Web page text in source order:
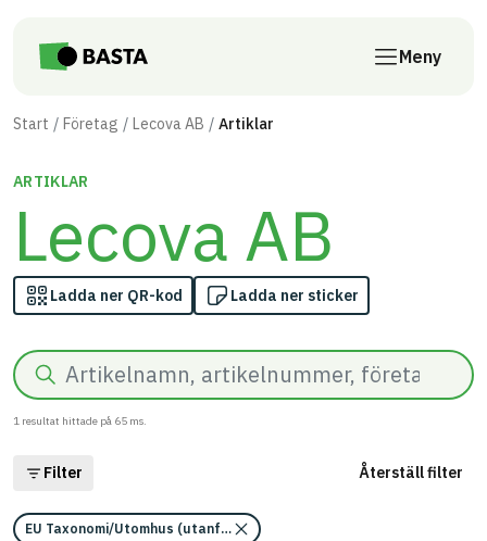
Meny
Start Företag Lecova AB Artiklar
ARTIKLAR
Lecova AB
Ladda ner QR-kod Ladda ner sticker
Sök
1 resultat hittade på 65 ms.
Filter Återställ filter
EU Taxonomi/Utomhus (utanför ångspärr)